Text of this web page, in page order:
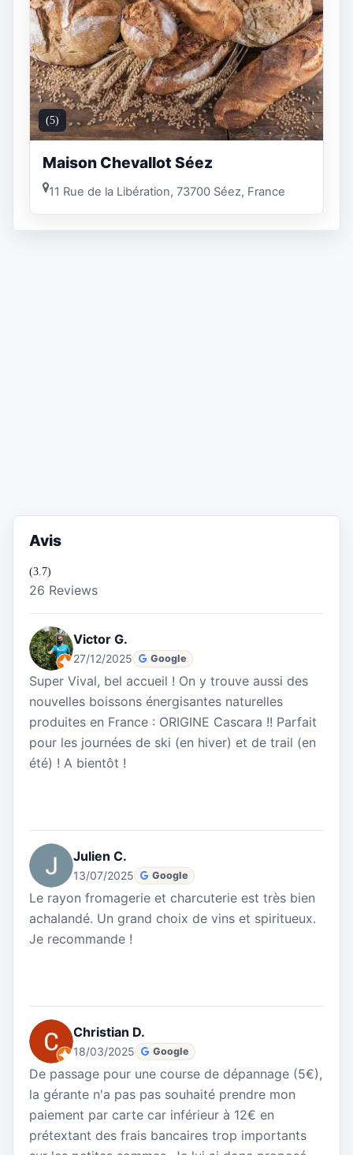
(5)
Maison Chevallot Séez
11 Rue de la Libération, 73700 Séez, France
Avis
(3.7)
26 Reviews
Victor G.
27/12/2025 Google
Super Vival, bel accueil ! On y trouve aussi des
nouvelles boissons énergisantes naturelles
produites en France : ORIGINE Cascara !! Parfait
pour les journées de ski (en hiver) et de trail (en
été) ! A bientôt !
Julien C.
13/07/2025 Google
Le rayon fromagerie et charcuterie est très bien
achalandé. Un grand choix de vins et spiritueux.
Je recommande !
Christian D.
18/03/2025 Google
De passage pour une course de dépannage (5€),
la gérante n'a pas pas souhaité prendre mon
paiement par carte car inférieur à 12€ en
prétextant des frais bancaires trop importants